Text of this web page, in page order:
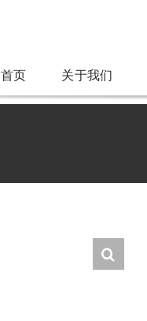
首页 关于我们